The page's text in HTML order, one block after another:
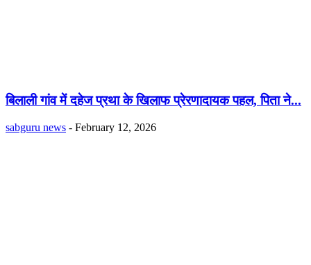
बिलाली गांव में दहेज प्रथा के खिलाफ प्रेरणादायक पहल, पिता ने...
sabguru news - February 12, 2026